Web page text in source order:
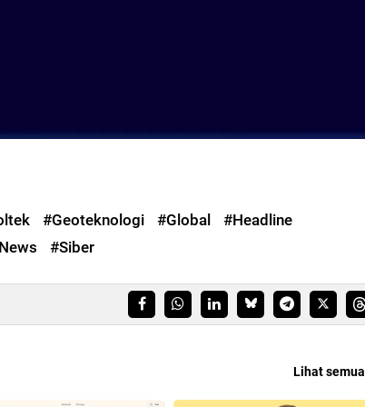
#Geoteknologi #Global
#Headline
#Siber
Lihat semua